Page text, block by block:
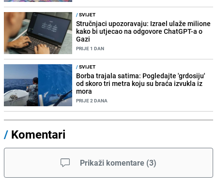
/SVIJET
Stručnjaci upozoravaju: Izrael ulaže milione
kako bi utjecao na odgovore ChatGPT-a o
Gazi
PRIJE 1 DAN
/SVIJET
Borba trajala satima: Pogledajte 'grdosiju'
od skoro tri metra koju su braća izvukla iz
mora
PRIJE 2 DANA
/ Komentari
Prikaži komentare (3)